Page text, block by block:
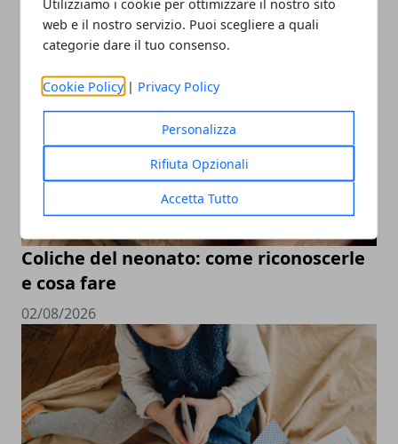
web e il nostro servizio. Puoi scegliere a quali
categorie dare il tuo consenso.
Cookie Policy | Privacy Policy
Personalizza
Rifiuta Opzionali
Accetta Tutto
Coliche del neonato: come riconoscerle
e cosa fare
02/08/2026